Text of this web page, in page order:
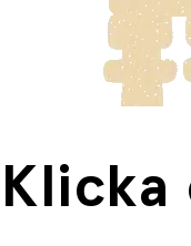
frakten för dessa
Fri frakt när du
Klicka